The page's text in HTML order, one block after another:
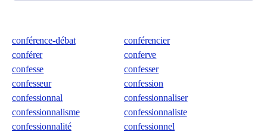
conférence-débat
conférencier
conférer
conferve
confesse
confesser
confesseur
confession
confessionnal
confessionnaliser
confessionnalisme
confessionnaliste
confessionnalité
confessionnel